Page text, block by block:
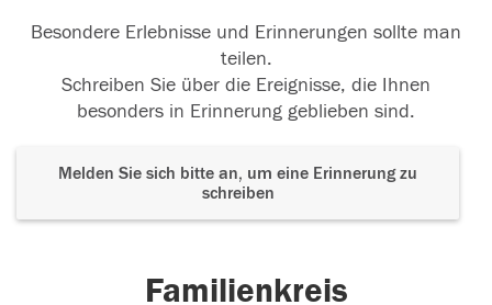
Besondere Erlebnisse und Erinnerungen sollte man
teilen.
Schreiben Sie über die Ereignisse, die Ihnen
besonders in Erinnerung geblieben sind.
Melden Sie sich bitte an, um eine Erinnerung zu
schreiben
Familienkreis